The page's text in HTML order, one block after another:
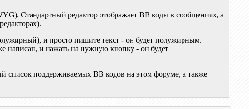
Стандартный редактор отображает BB коды в сообщениях, а
и просто пишите текст - он будет полужирным.
написан, и нажать на нужную кнопку - он будет
список поддерживаемых BB кодов на этом форуме, а также